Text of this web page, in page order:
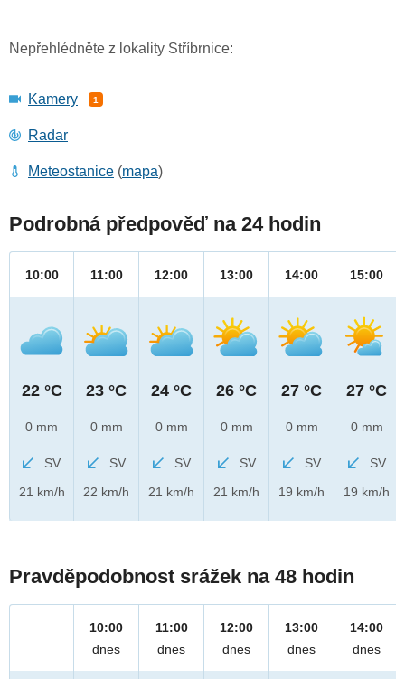
Nepřehlédněte z lokality Stříbrnice:
Kamery 1
Radar
Meteostanice (mapa)
Podrobná předpověď na 24 hodin
10:00
22 °C
0 mm
SV
21 km/h
11:00
23 °C
0 mm
SV
22 km/h
12:00
24 °C
0 mm
SV
21 km/h
13:00
26 °C
0 mm
SV
21 km/h
14:00
27 °C
0 mm
SV
19 km/h
15:00
27 °C
0 mm
SV
19 km/h
Pravděpodobnost srážek na 48 hodin
10:00
dnes
11:00
dnes
12:00
dnes
13:00
dnes
14:00
dnes